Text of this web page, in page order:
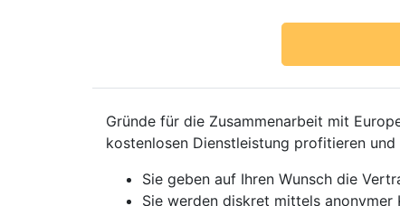
Gründe für die Zusammenarbeit mit
kostenlosen Dienstleistung profitieren
Sie geben auf Ihren Wunsch die
Sie werden diskret mittels